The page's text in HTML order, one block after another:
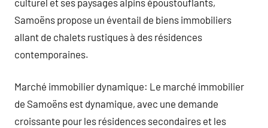
Samoëns propose un éventail de biens immobiliers
allant de chalets rustiques à des résidences
contemporaines.
Marché immobilier dynamique: Le marché immobilier
de Samoëns est dynamique, avec une demande
croissante pour les résidences secondaires et les